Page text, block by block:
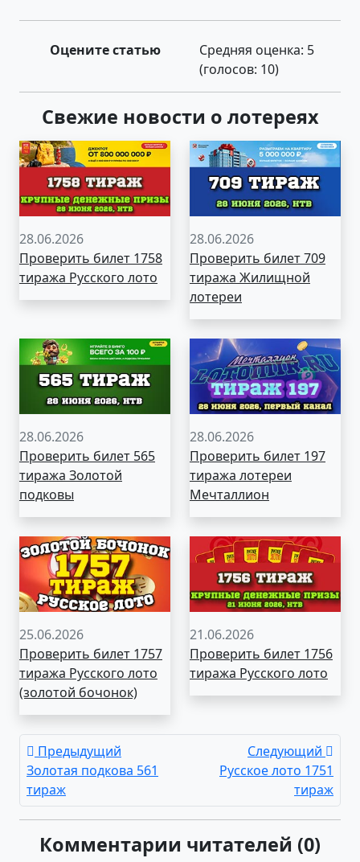
Оцените статью Средняя оценка: 5
(голосов: 10)
Свежие новости о лотереях
28.06.2026
Проверить билет 1758
тиража Русского лото
28.06.2026
Проверить билет 709
тиража Жилищной
лотереи
28.06.2026
Проверить билет 565
тиража Золотой
подковы
28.06.2026
Проверить билет 197
тиража лотереи
Мечталлион
25.06.2026
Проверить билет 1757
тиража Русского лото
(золотой бочонок)
21.06.2026
Проверить билет 1756
тиража Русского лото
Предыдущий
Золотая подкова 561
тираж
Следующий
Русское лото 1751
тираж
Комментарии читателей (0)